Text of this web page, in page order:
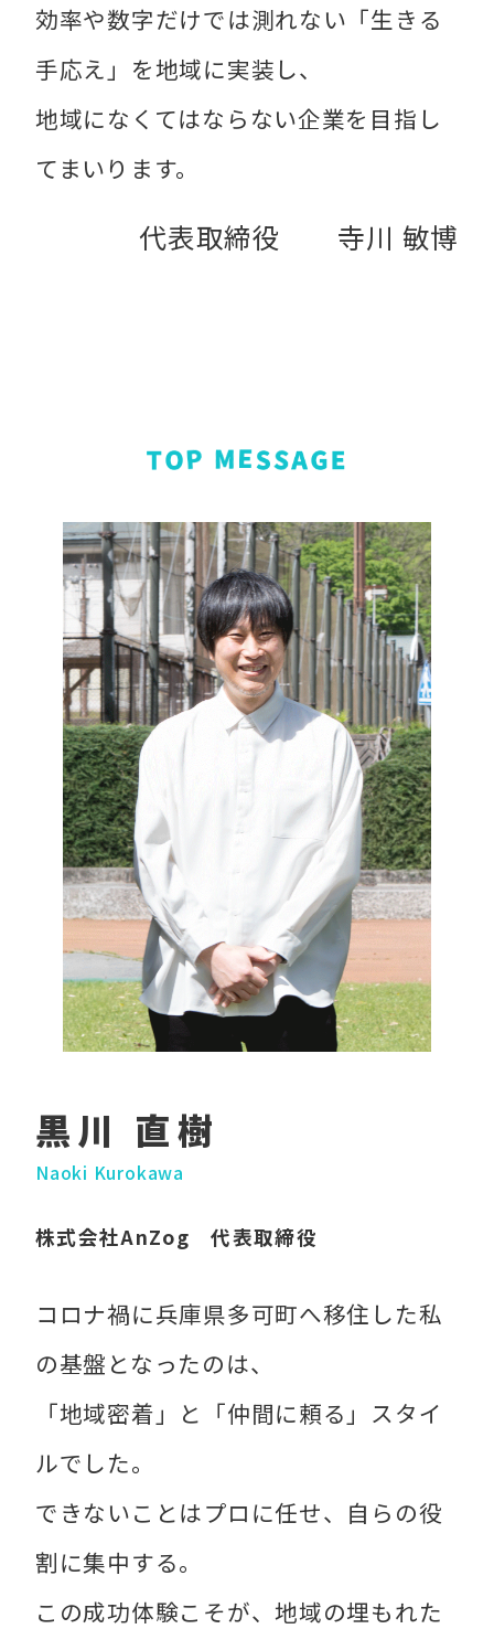
効率や数字だけでは測れない「生きる
手応え」を地域に実装し、
地域になくてはならない企業を目指し
てまいります。
代表取締役 寺川 敏博
黒川 直樹
Naoki Kurokawa
株式会社AnZog 代表取締役
コロナ禍に兵庫県多可町へ移住した私
の基盤となったのは、
「地域密着」と「仲間に頼る」スタイ
ルでした。
できないことはプロに任せ、自らの役
割に集中する。
この成功体験こそが、地域の埋もれた